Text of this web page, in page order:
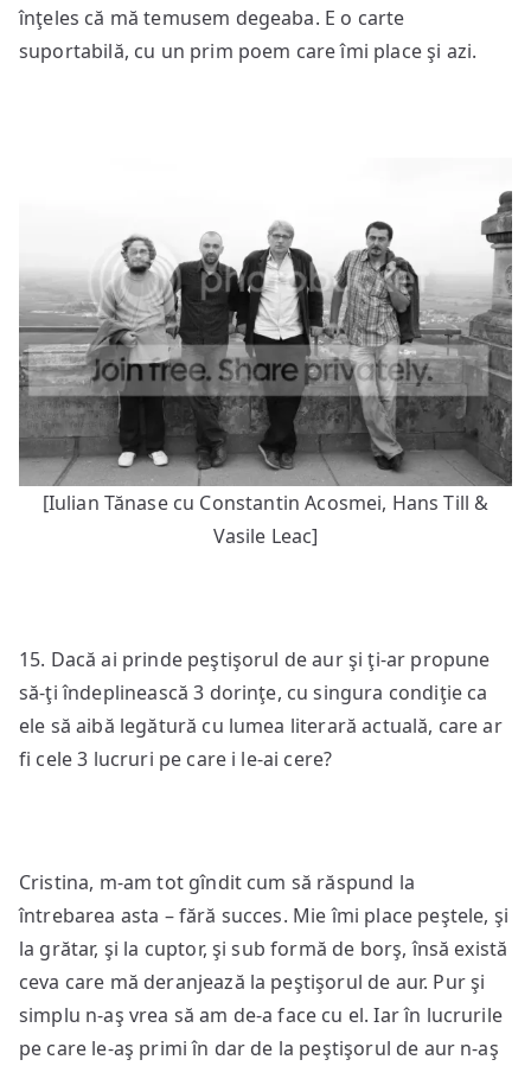
înţeles că mă temusem degeaba. E o carte
suportabilă, cu un prim poem care îmi place şi azi.
[Iulian Tănase cu Constantin Acosmei, Hans Till &
Vasile Leac]
15. Dacă ai prinde peştişorul de aur şi ţi-ar propune
să-ţi îndeplinească 3 dorinţe, cu singura condiţie ca
ele să aibă legătură cu lumea literară actuală, care ar
fi cele 3 lucruri pe care i le-ai cere?
Cristina, m-am tot gîndit cum să răspund la
întrebarea asta – fără succes. Mie îmi place peştele, şi
la grătar, şi la cuptor, şi sub formă de borş, însă există
ceva care mă deranjează la peştişorul de aur. Pur şi
simplu n-aş vrea să am de-a face cu el. Iar în lucrurile
pe care le-aş primi în dar de la peştişorul de aur n-aş